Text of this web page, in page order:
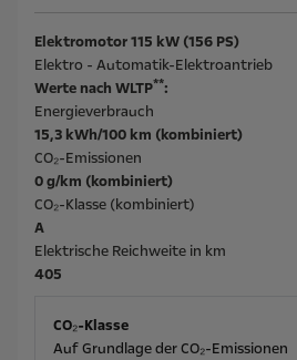
Elektromotor 115 kW (156 PS)
Elektro - Automatik-Elektroantrieb
Werte nach WLTP**:
Energieverbrauch
15,3 kWh/100 km (kombiniert)
CO₂-Emissionen
0 g/km (kombiniert)
CO₂-Klasse (kombiniert)
A
Elektrische Reichweite in km
405
CO₂-Klasse
Auf Grundlage der CO₂-Emissionen